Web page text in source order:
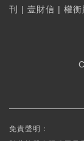
刊
| 壹財信 | 權衡
免責聲明：